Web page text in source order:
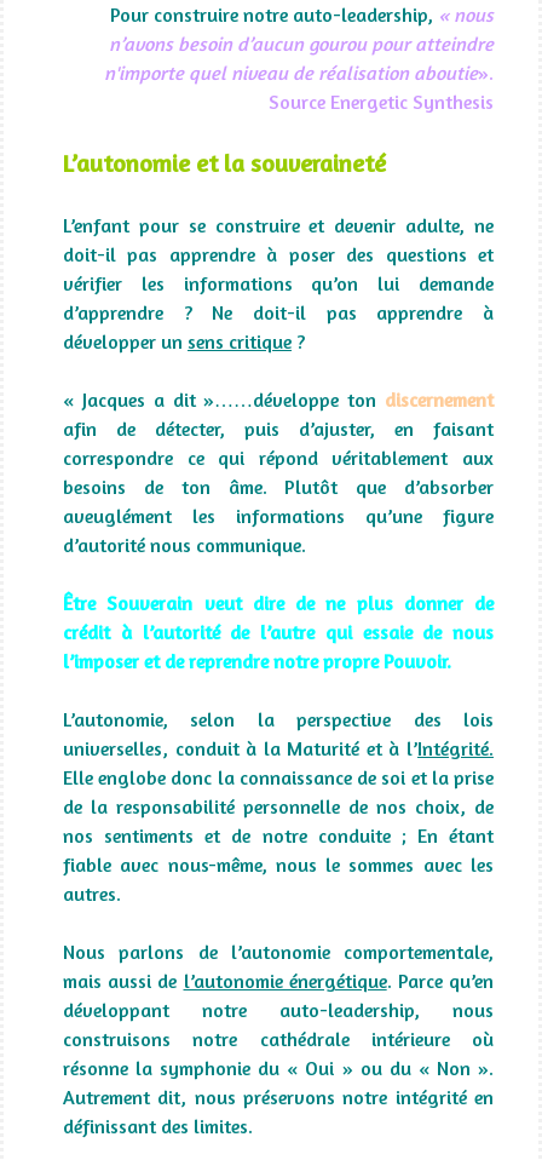
Pour construire notre auto-leadership, « nous
n’avons besoin d’aucun gourou pour atteindre
n'importe quel niveau de réalisation aboutie».
Source Energetic Synthesis
L’autonomie et la souveraineté
L’enfant pour se construire et devenir adulte, ne
doit-il pas apprendre à poser des questions et
vérifier les informations qu’on lui demande
d’apprendre ? Ne doit-il pas apprendre à
développer un sens critique ?
« Jacques a dit »……développe ton discernement
afin de détecter, puis d’ajuster, en faisant
correspondre ce qui répond véritablement aux
besoins de ton âme. Plutôt que d’absorber
aveuglément les informations qu’une figure
d’autorité nous communique.
Être Souverain veut dire de ne plus donner de
crédit à l’autorité de l’autre qui essaie de nous
l’imposer et de reprendre notre propre Pouvoir.
L’autonomie, selon la perspective des lois
universelles, conduit à la Maturité et à l’Intégrité.
Elle englobe donc la connaissance de soi et la prise
de la responsabilité personnelle de nos choix, de
nos sentiments et de notre conduite ; En étant
fiable avec nous-même, nous le sommes avec les
autres.
Nous parlons de l’autonomie comportementale,
mais aussi de l’autonomie énergétique. Parce qu’en
développant notre auto-leadership, nous
construisons notre cathédrale intérieure où
résonne la symphonie du « Oui » ou du « Non ».
Autrement dit, nous préservons notre intégrité en
définissant des limites.